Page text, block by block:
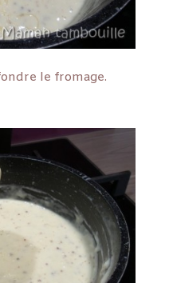
le fromage.